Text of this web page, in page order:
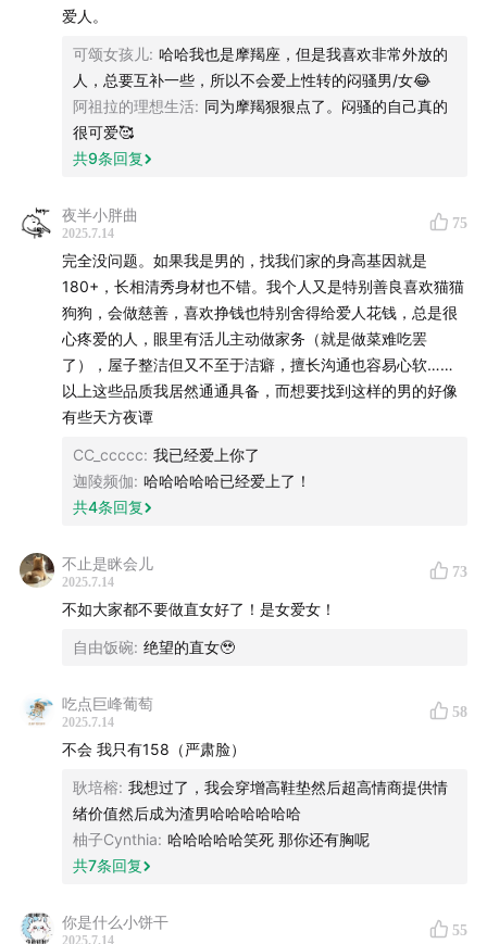
“有点不愿意和自己谈恋爱，因为知道自己会怎样做，感觉
俩个人的relationship中会缺少很多惊喜”
“天，这个问题矛盾，我性格别扭两人在一起肯定会作死对
包浆一次[泪]”
“当然愿意。和他人交往最难的地方在于能否同频，要了解
彼此，猜测彼此的想法。如果是和自己交往，那就完全懂
得彼此的想法，相处起来完全不会内耗。作为一个精神赤
裸的人，想要找一个和自己同样愿意剖开自己袒露自我的
人太难了。”
“完全不愿意，只有我自己才知道自己有多阴暗扭曲卑劣古
怪，我自己都难耐我自己，更不必说谈恋爱了”
大部分男性了”
“不愿意。我觉得我自己谈恋爱了肯定会包容对方，对对方
好。但是我的脸实在没有长在我的审美点上....”
“太愿意了！仔细分析过我的择偶标准，发现实际上我在找
重度抑郁的我说出这句话有多难）Ps：我胸很大，性转的
话那个也应该不错嘿嘿）
！！！”
那么朋友们，让我们来一起发挥想象力，想想看！
爱人。
可颂女孩儿: 哈哈我也是摩羯座，但是我喜欢非常外放的
人，总要互补一些，所以不会爱上性转的闷骚男/女😂
阿祖拉的理想生活: 同为摩羯狠狠点了。闷骚的自己真的
很可爱🥰
共9条回复
夜半小胖曲
2025.7.14
75
完全没问题。如果我是男的，找我们家的身高基因就是
180+，长相清秀身材也不错。我个人又是特别善良喜欢猫猫
狗狗，会做慈善，喜欢挣钱也特别舍得给爱人花钱，总是很
心疼爱的人，眼里有活儿主动做家务（就是做菜难吃罢
了），屋子整洁但又不至于洁癖，擅长沟通也容易心软……
以上这些品质我居然通通具备，而想要找到这样的男的好像
有些天方夜谭
CC_ccccc: 我已经爱上你了
迦陵频伽: 哈哈哈哈哈已经爱上了！
共4条回复
不止是眯会儿
2025.7.14
73
不如大家都不要做直女好了！是女爱女！
自由饭碗: 绝望的直女🥹
吃点巨峰葡萄
2025.7.14
58
不会 我只有158（严肃脸）
耿培榕: 我想过了，我会穿增高鞋垫然后超高情商提供情
绪价值然后成为渣男哈哈哈哈哈哈
柚子Cynthia: 哈哈哈哈哈笑死 那你还有胸呢
共7条回复
你是什么小饼干
2025.7.14
55